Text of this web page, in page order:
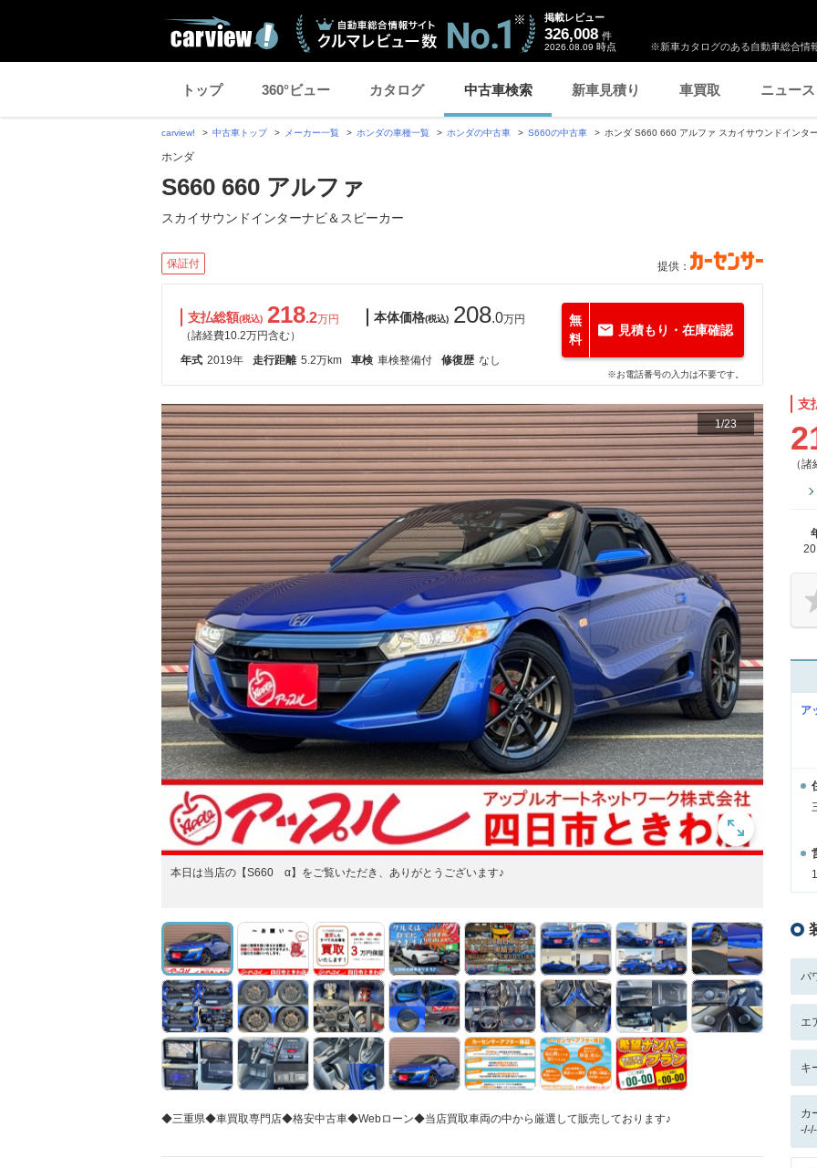
※新車カタログのある自動車総合情
掲載レビュー
326,008 件
2026.08.09 時点
トップ 360°ビュー カタログ 中古車検索 新車見積り 車買取 ニュース
carview! 中古車トップ メーカー一覧 ホンダの車種一覧 ホンダの中古車 S660の中古車 ホンダ S660 660 アルファ スカイサウンドインタ
ホンダ
S660 660 アルファ
スカイサウンドインターナビ＆スピーカー
保証付 提供：
支払総額(税込) 218.2万円
（諸経費10.2万円含む）
本体価格(税込) 208.0万円
年式 2019年 走行距離 5.2万km 車検 車検整備付 修復歴 なし
無
料
見積もり・在庫確認
※お電話番号の入力は不要です。
1/23
本日は当店の【S660 α】をご覧いただき、ありがとうございます♪
◆三重県◆車買取専門店◆格安中古車◆Webローン◆当店買取車両の中から厳選して販売しております♪
支
（
ア
パ
エ
キ
カ